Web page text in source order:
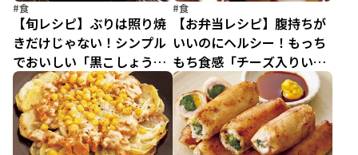
#食
【旬レシピ】ぶりは照り焼
きだけじゃない！シンプル
でおいしい「黒こしょう焼
き」
#食
【お弁当レシピ】腹持ちが
いいのにヘルシー！もっち
もち食感「チーズ入りいも
もち」